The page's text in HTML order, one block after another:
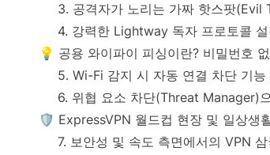
3. 공격자가 노리는 가짜 핫스팟(Evil
4. 강력한 Lightway 독자 프로토콜 설
💡 공용 와이파이 피싱이란? 비밀번호
5. Wi-Fi 감지 시 자동 연결 차단 기능
6. 위협 요소 차단(Threat Manager)
🛡️ ExpressVPN 월드컵 현장 및 일상생
7. 보안성 및 속도 측면에서의 VPN